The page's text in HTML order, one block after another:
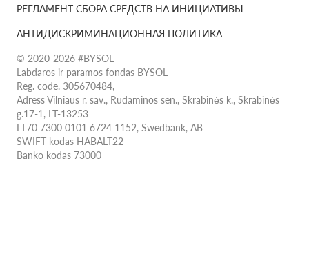
РЕГЛАМЕНТ СБОРА СРЕДСТВ НА ИНИЦИАТИВЫ
АНТИДИСКРИМИНАЦИОННАЯ ПОЛИТИКА
© 2020-2026 #BYSOL
Labdaros ir paramos fondas BYSOL
Reg. code. 305670484,
Adress Vilniaus r. sav., Rudaminos sen., Skrabinės k., Skrabinės
g.17-1, LT-13253
LT70 7300 0101 6724 1152, Swedbank, AB
SWIFT kodas HABALT22
Banko kodas 73000